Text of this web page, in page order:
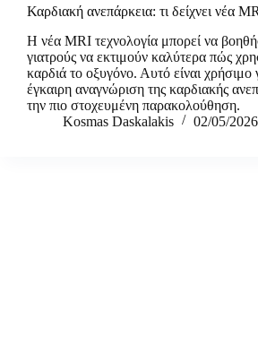
Καρδιακή ανεπάρκεια: τι δείχνει νέα
Η νέα MRI τεχνολογία μπορεί να
γιατρούς να εκτιμούν καλύτερα πώς
καρδιά το οξυγόνο. Αυτό είναι χρήσιμο
έγκαιρη αναγνώριση της καρδιακής
την πιο στοχευμένη παρακολούθηση.
Kosmas Daskalakis
02/05/2026